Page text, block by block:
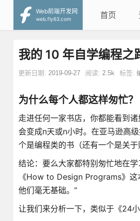
Web前端开发网
web.fly63.com
首页
我的 10 年自学编程之
更新日期: 2019-09-27 阅读: 2.5k 标签:
为什么每个人都这样匆忙？
走进任何一家书店，你都能看到
会变成n天或n小时。在亚马逊高
个是编程类的书（还有一个是关于
结论：要么大家都特别匆忙地在
《How to Design Programs》
他们毫无基础。”
让我们来分析一下，类似于《24